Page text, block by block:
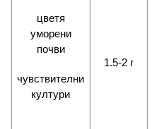
цветя
уморени
почви
чувствителни
култури
1.5-2 г